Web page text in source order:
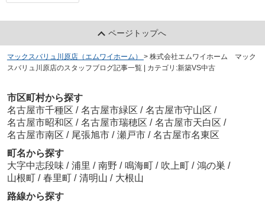
ページトップへ
マックスバリュ川原店（エムワイホーム） > 株式会社エムワイホーム マック
スバリュ川原店のスタッフブログ記事一覧 | カテゴリ:新築VS中古
市区町村から探す
名古屋市千種区 / 名古屋市緑区 / 名古屋市守山区 /
名古屋市昭和区 / 名古屋市瑞穂区 / 名古屋市天白区 /
名古屋市南区 / 尾張旭市 / 瀬戸市 / 名古屋市名東区
町名から探す
大字中志段味 / 浦里 / 南野 / 鳴海町 / 吹上町 / 鴻の巣 /
山根町 / 春里町 / 清明山 / 大根山
路線から探す